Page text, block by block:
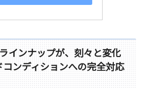
インナップが、刻々と変化
ンディションへの完全対応